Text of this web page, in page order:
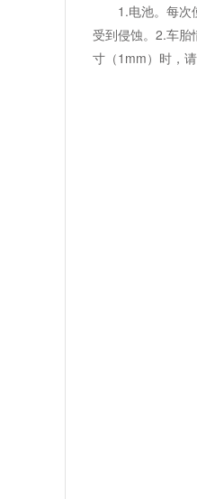
1.电池。每次
受到侵蚀。2.车胎
寸（1mm）时，请